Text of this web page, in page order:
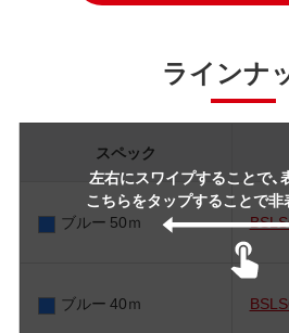
ラインナ
左右にスワイプすることで、
こちらをタップすることで非
スペック
ブルー 50ｍ
ブルー 40ｍ